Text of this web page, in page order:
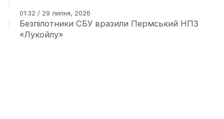
01:32 / 29 липня, 2026
Безпілотники СБУ вразили Пермський НПЗ
«Лукойлу»